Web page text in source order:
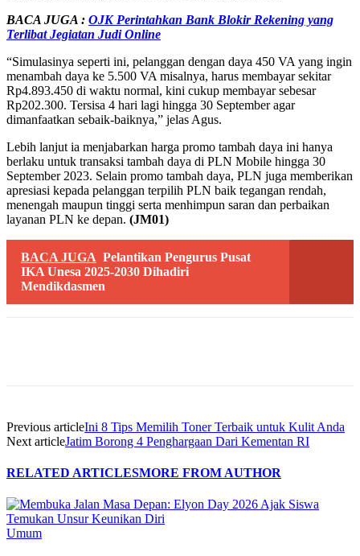
BACA JUGA : OJK Perintahkan Bank Blokir Rekening yang
Terlibat Jegiatan Judi Online
“Simulasinya seperti ini, pelanggan dengan daya 450 VA yang ingin
menambah daya ke 5.500 VA misalnya, harus membayar sekitar
Rp4.893.450 di waktu normal, kini cukup membayar sebesar
Rp202.300. Tersisa 4 hari lagi hingga 30 September agar
dimanfaatkan sebaik-baiknya,” jelas Agus.
Lebih lanjut ia menjabarkan harga promo tambah daya ini hanya
berlaku untuk transaksi tambah daya di PLN Mobile hingga 30
September 2023. Selain promo tambah daya, PLN juga memberikan
apresiasi kepada pelanggan terpilih PLN baik tegangan rendah,
menengah maupun tinggi serta menhimpun saran dan perbaikan
layanan PLN ke depan. (JM01)
BACA JUGA Pelantikan Pengurus Pusat
IKA Unesa 2025-2030 Dihadiri
Mendikdasmen
Previous articleIni 8 Tips Memilih Toner Terbaik untuk Kulit Anda
Next articleJatim Borong 4 Penghargaan Dari Kementan RI
RELATED ARTICLESMORE FROM AUTHOR
Umum